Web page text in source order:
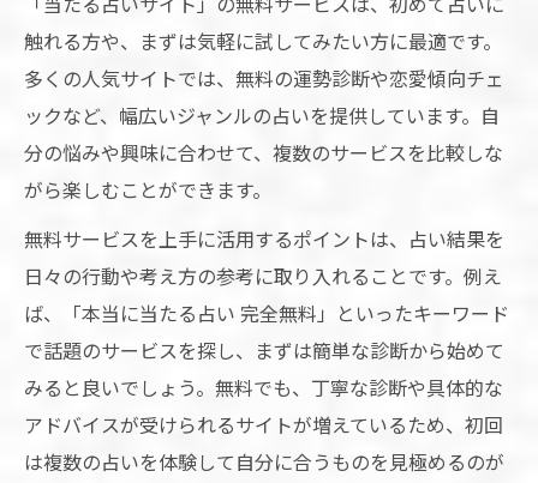
触れる方や、まずは気軽に試してみたい方に最適です。
多くの人気サイトでは、無料の運勢診断や恋愛傾向チェ
ックなど、幅広いジャンルの占いを提供しています。自
分の悩みや興味に合わせて、複数のサービスを比較しな
がら楽しむことができます。
無料サービスを上手に活用するポイントは、占い結果を
日々の行動や考え方の参考に取り入れることです。例え
ば、「本当に当たる占い 完全無料」といったキーワード
で話題のサービスを探し、まずは簡単な診断から始めて
みると良いでしょう。無料でも、丁寧な診断や具体的な
アドバイスが受けられるサイトが増えているため、初回
は複数の占いを体験して自分に合うものを見極めるのが